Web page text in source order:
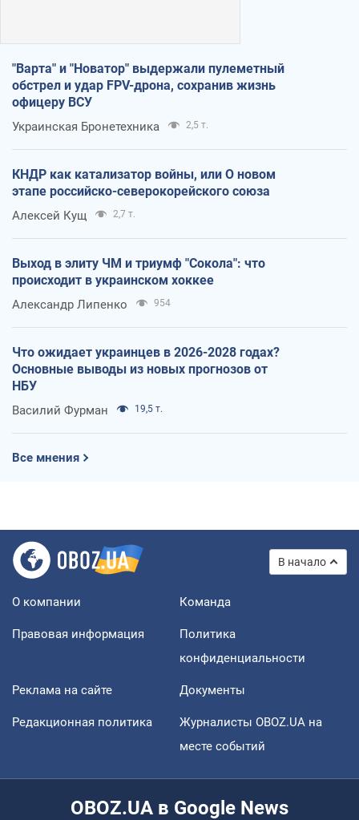
"Варта" и "Новатор" выдержали пулеметный
обстрел и удар FPV-дрона, сохранив жизнь
офицеру ВСУ
Украинская Бронетехника 2,5 т.
КНДР как катализатор войны, или О новом
этапе российско-северокорейского союза
Алексей Кущ 2,7 т.
Выход в элиту ЧМ и триумф "Сокола": что
происходит в украинском хоккее
Александр Липенко 954
Что ожидает украинцев в 2026-2028 годах?
Основные выводы из новых прогнозов от
НБУ
Василий Фурман 19,5 т.
Все мнения
В начало
О компании Команда
Правовая информация
Политика
конфиденциальности
Реклама на сайте Документы
Редакционная политика
Журналисты OBOZ.UA на
месте событий
OBOZ.UA в Google News